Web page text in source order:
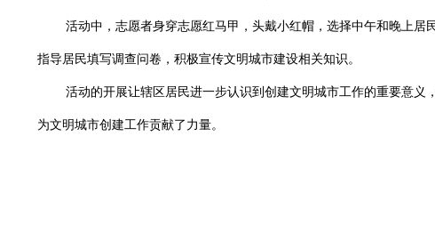
活动中，志愿者身穿志愿红马甲，头戴小红帽，选择中午和晚上
指导居民填写调查问卷，积极宣传文明城市建设相关知识。
活动的开展让辖区居民进一步认识到创建文明城市工作的重要意
为文明城市创建工作贡献了力量。